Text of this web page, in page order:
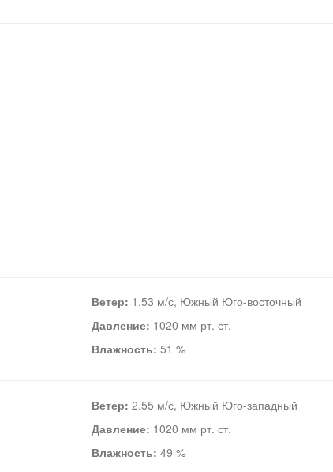
Ветер: 1.53 м/с, Южный Юго-восточный
Давление: 1020 мм рт. ст.
Влажность: 51 %
Ветер: 2.55 м/с, Южный Юго-западный
Давление: 1020 мм рт. ст.
Влажность: 49 %